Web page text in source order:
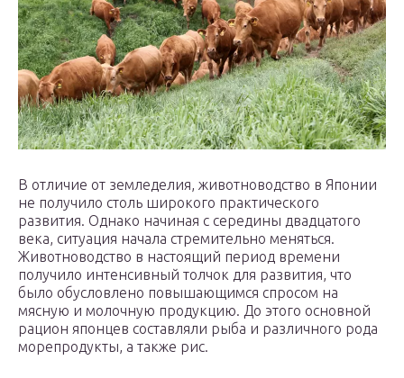
В отличие от земледелия, животноводство в Японии
не получило столь широкого практического
развития. Однако начиная с середины двадцатого
века, ситуация начала стремительно меняться.
Животноводство в настоящий период времени
получило интенсивный толчок для развития, что
было обусловлено повышающимся спросом на
мясную и молочную продукцию. До этого основной
рацион японцев составляли рыба и различного рода
морепродукты, а также рис.